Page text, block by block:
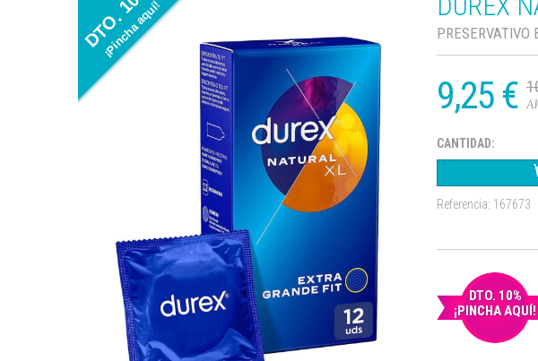
¡Pincha aquí! PRESERVATIVO
9,25 €
CANTIDAD:
Referencia: 167673
DTO. 10%
¡PINCHA AQUÍ!